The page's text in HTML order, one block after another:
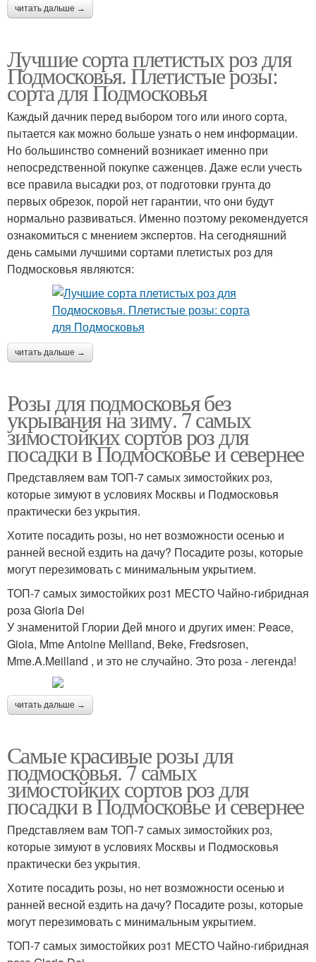
читать дальше →
Лучшие сорта плетистых роз для
Подмосковья. Плетистые розы:
сорта для Подмосковья
Каждый дачник перед выбором того или иного сорта,
пытается как можно больше узнать о нем информации.
Но большинство сомнений возникает именно при
непосредственной покупке саженцев. Даже если учесть
все правила высадки роз, от подготовки грунта до
первых обрезок, порой нет гарантии, что они будут
нормально развиваться. Именно поэтому рекомендуется
ознакомиться с мнением экспертов. На сегодняшний
день самыми лучшими сортами плетистых роз для
Подмосковья являются:
читать дальше →
Розы для подмосковья без
укрывания на зиму. 7 самых
зимостойких сортов роз для
посадки в Подмосковье и севернее
Представляем вам ТОП-7 самых зимостойких роз,
которые зимуют в условиях Москвы и Подмосковья
практически без укрытия.
Хотите посадить розы, но нет возможности осенью и
ранней весной ездить на дачу? Посадите розы, которые
могут перезимовать с минимальным укрытием.
ТОП-7 самых зимостойких роз1 МЕСТО Чайно-гибридная
роза Gloria Dei
У знаменитой Глории Дей много и других имен: Peace,
Gioia, Mme Antoine Meilland, Beke, Fredsrosen,
Mme.A.Meilland , и это не случайно. Это роза - легенда!
читать дальше →
Самые красивые розы для
подмосковья. 7 самых
зимостойких сортов роз для
посадки в Подмосковье и севернее
Представляем вам ТОП-7 самых зимостойких роз,
которые зимуют в условиях Москвы и Подмосковья
практически без укрытия.
Хотите посадить розы, но нет возможности осенью и
ранней весной ездить на дачу? Посадите розы, которые
могут перезимовать с минимальным укрытием.
ТОП-7 самых зимостойких роз1 МЕСТО Чайно-гибридная